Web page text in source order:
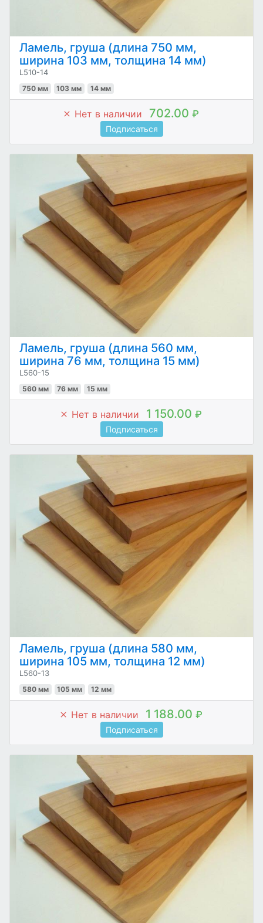
Ламель, груша (длина 750 мм,
ширина 103 мм, толщина 14 мм)
L510-14
750 мм 103 мм 14 мм
Нет в наличии 702.00 ₽
Подписаться
Ламель, груша (длина 560 мм,
ширина 76 мм, толщина 15 мм)
L560-15
560 мм 76 мм 15 мм
Нет в наличии 1 150.00 ₽
Подписаться
Ламель, груша (длина 580 мм,
ширина 105 мм, толщина 12 мм)
L560-13
580 мм 105 мм 12 мм
Нет в наличии 1 188.00 ₽
Подписаться